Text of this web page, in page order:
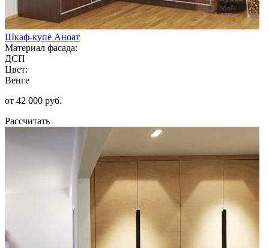
Шкаф-купе Аноат
Материал фасада:
ДСП
Цвет:
Венге
от 42 000 руб.
Рассчитать